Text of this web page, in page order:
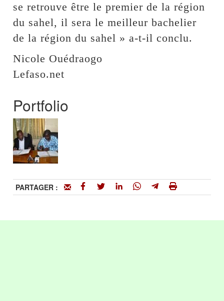
se retrouve être le premier de la région
du sahel, il sera le meilleur bachelier
de la région du sahel » a-t-il conclu.
Nicole Ouédraogo
Lefaso.net
Portfolio
PARTAGER :